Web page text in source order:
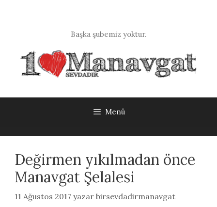
Başka şubemiz yoktur.
Menü
Değirmen yıkılmadan önce
Manavgat Şelalesi
11 Ağustos 2017 yazar birsevdadirmanavgat